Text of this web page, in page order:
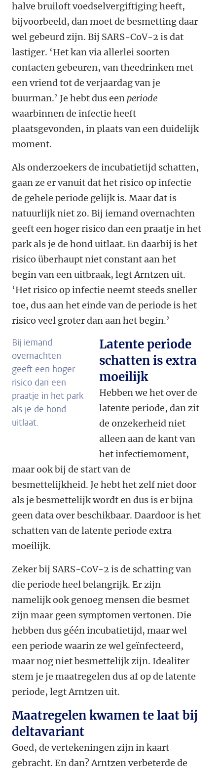
halve bruiloft voedselvergiftiging heeft,
bijvoorbeeld, dan moet de besmetting daar
wel gebeurd zijn. Bij SARS-CoV-2 is dat
lastiger. ‘Het kan via allerlei soorten
contacten gebeuren, van theedrinken met
een vriend tot de verjaardag van je
buurman.’ Je hebt dus een periode
waarbinnen de infectie heeft
plaatsgevonden, in plaats van een duidelijk
moment.
Als onderzoekers de incubatietijd schatten,
gaan ze er vanuit dat het risico op infectie
de gehele periode gelijk is. Maar dat is
natuurlijk niet zo. Bij iemand overnachten
geeft een hoger risico dan een praatje in het
park als je de hond uitlaat. En daarbij is het
risico überhaupt niet constant aan het
begin van een uitbraak, legt Arntzen uit.
‘Het risico op infectie neemt steeds sneller
toe, dus aan het einde van de periode is het
risico veel groter dan aan het begin.’
Bij iemand
overnachten
geeft een hoger
risico dan een
praatje in het park
als je de hond
uitlaat.
Latente periode
schatten is extra
moeilijk
Hebben we het over de
latente periode, dan zit
de onzekerheid niet
alleen aan de kant van
het infectiemoment,
maar ook bij de start van de
besmettelijkheid. Je hebt het zelf niet door
als je besmettelijk wordt en dus is er bijna
geen data over beschikbaar. Daardoor is het
schatten van de latente periode extra
moeilijk.
Zeker bij SARS-CoV-2 is de schatting van
die periode heel belangrijk. Er zijn
namelijk ook genoeg mensen die besmet
zijn maar geen symptomen vertonen. Die
hebben dus géén incubatietijd, maar wel
een periode waarin ze wel geïnfecteerd,
maar nog niet besmettelijk zijn. Idealiter
stem je je maatregelen dus af op de latente
periode, legt Arntzen uit.
Maatregelen kwamen te laat bij
deltavariant
Goed, de vertekeningen zijn in kaart
gebracht. En dan? Arntzen verbeterde de